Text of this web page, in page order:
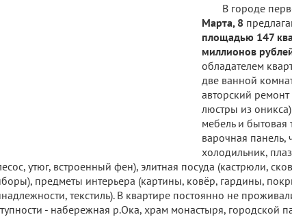
В городе
Марта, 8
площадью 147
миллионов
обладателем
две ванной
авторский
люстры из
мебель и
варочная панель,
холодильник,
утюг, встроенный фен), элитная посуда (кастрюли,
предметы интерьера (картины, ковёр, гардины,
текстиль). В квартире постоянно не
- набережная р.Ока, храм монастыря, городской